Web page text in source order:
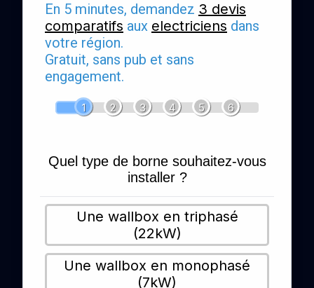
En 5 minutes, demandez 3 devis
comparatifs aux electriciens dans
votre région.
Gratuit, sans pub et sans
engagement.
1 2 3 4 5 6
Quel type de borne souhaitez-vous
installer ?
Une wallbox en triphasé
(22kW)
Une wallbox en monophasé
(7kW)